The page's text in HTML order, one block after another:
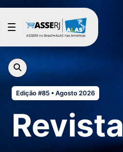
Skip to Main Content
Edição #85 • Agosto 2026
Revista